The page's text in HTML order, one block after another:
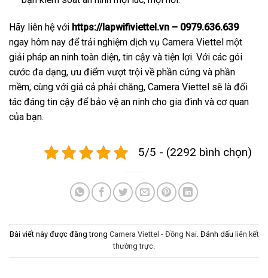
Hãy liên hệ với https://lapwifiviettel.vn – 0979.636.639
ngay hôm nay để trải nghiệm dịch vụ Camera Viettel một
giải pháp an ninh toàn diện, tin cậy và tiện lợi. Với các gói
cước đa dạng, ưu điểm vượt trội về phần cứng và phần
mềm, cùng với giá cả phải chăng, Camera Viettel sẽ là đối
tác đáng tin cậy để bảo vệ an ninh cho gia đình và cơ quan
của bạn.
5/5 - (2292 bình chọn)
Bài viết này được đăng trong Camera Viettel - Đồng Nai. Đánh dấu liên kết
thường trực.